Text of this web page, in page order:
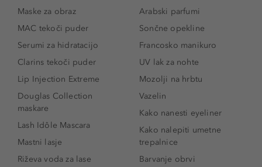
Maske za obraz
MAC tekoči puder
Serumi za hidratacijo
Clarins tekoči puder
Lip Injection Extreme
Douglas Collection
maskare
Lash Idôle Mascara
Mastni lasje
Riževa voda za lase
Arabski parfumi
Sončne opekline
Francosko manikuro
UV lak za nohte
Mozolji na hrbtu
Vazelin
Kako nanesti eyeliner
Kako nalepiti umetne
trepalnice
Barvanje obrvi